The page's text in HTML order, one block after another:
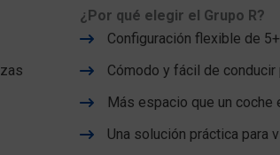
¿Por qué elegir el Grupo R?
Configuración flexible de
Cómodo y fácil de conducir
Más espacio que un coche
Una solución práctica para